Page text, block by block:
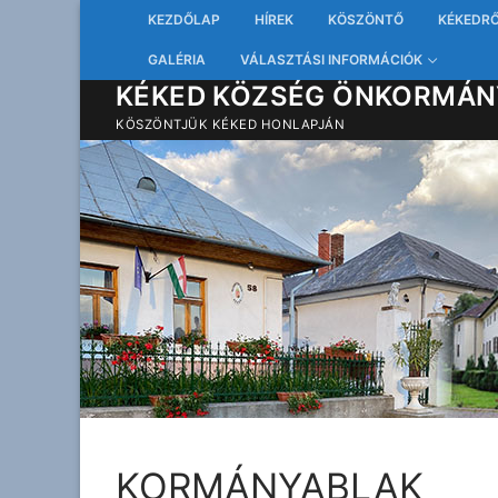
tartalomra
KEZDŐLAP HÍREK KÖSZÖNTŐ
GALÉRIA VÁLASZTÁSI INFORMÁCIÓK
KÉKED KÖZSÉG
KÖSZÖNTJÜK KÉKED HONLAPJÁN
KORMÁNYABLAK